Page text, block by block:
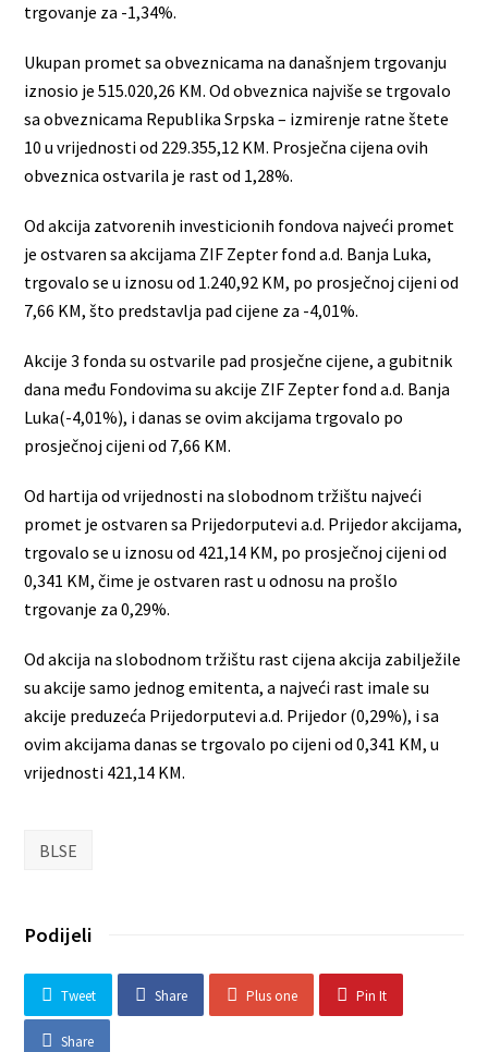
trgovanje za -1,34%.
Ukupan promet sa obveznicama na današnjem trgovanju
iznosio je 515.020,26 KM. Od obveznica najviše se trgovalo
sa obveznicama Republika Srpska – izmirenje ratne štete
10 u vrijednosti od 229.355,12 KM. Prosječna cijena ovih
obveznica ostvarila je rast od 1,28%.
Od akcija zatvorenih investicionih fondova najveći promet
je ostvaren sa akcijama ZIF Zepter fond a.d. Banja Luka,
trgovalo se u iznosu od 1.240,92 KM, po prosječnoj cijeni od
7,66 KM, što predstavlja pad cijene za -4,01%.
Akcije 3 fonda su ostvarile pad prosječne cijene, a gubitnik
dana među Fondovima su akcije ZIF Zepter fond a.d. Banja
Luka(-4,01%), i danas se ovim akcijama trgovalo po
prosječnoj cijeni od 7,66 KM.
Od hartija od vrijednosti na slobodnom tržištu najveći
promet je ostvaren sa Prijedorputevi a.d. Prijedor akcijama,
trgovalo se u iznosu od 421,14 KM, po prosječnoj cijeni od
0,341 KM, čime je ostvaren rast u odnosu na prošlo
trgovanje za 0,29%.
Od akcija na slobodnom tržištu rast cijena akcija zabilježile
su akcije samo jednog emitenta, a najveći rast imale su
akcije preduzeća Prijedorputevi a.d. Prijedor (0,29%), i sa
ovim akcijama danas se trgovalo po cijeni od 0,341 KM, u
vrijednosti 421,14 KM.
BLSE
Podijeli
Tweet Share Plus one Pin It
Share